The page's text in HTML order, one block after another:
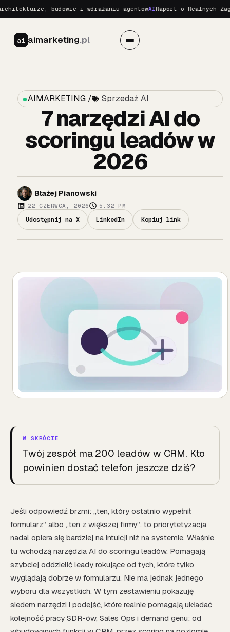
budowie i wdrażaniu agentówAIRaport o Realnych
ai aimarketing.pl
AIMARKETING / Sprzedaż AI
7 narzędzi AI do
scoringu leadów w
2026
Błażej Pianowski
22 CZERWCA, 2026 5:32 PM
Udostępnij na X LinkedIn Kopiuj link
Twój zespół ma 200 leadów w CRM. Kto
powinien dostać telefon jeszcze dziś?
Jeśli odpowiedź brzmi: „ten, który ostatnio wypełnił
formularz” albo „ten z większej firmy”, to priorytetyzacja
nadal opiera się bardziej na intuicji niż na systemie. Właśnie
tu wchodzą narzędzia AI do scoringu leadów. Pomagają
szybciej oddzielić leady rokujące od tych, które tylko
wyglądają dobrze w formularzu. Nie ma jednak jednego
wyboru dla wszystkich. W tym zestawieniu pokazuję
siedem narzędzi i podejść, które realnie pomagają układać
kolejność pracy SDR-ów, Sales Ops i demand genu: od